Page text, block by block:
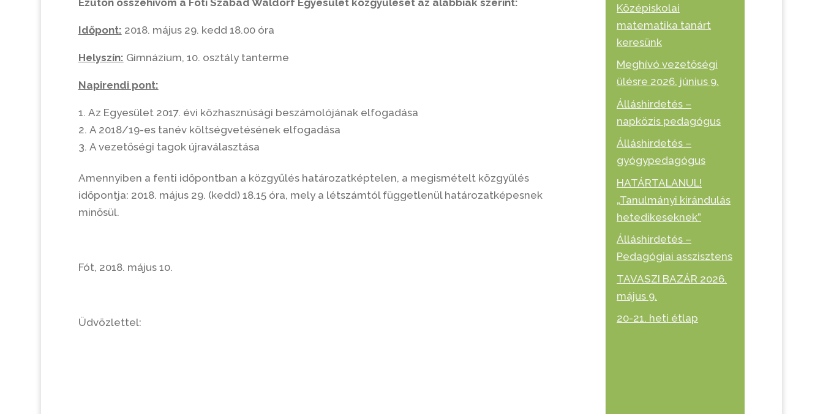
Ezúton összehívom a Fóti Szabad Waldorf Egyesület közgyűlését az alábbiak szerint:
Időpont: 2018. május 29. kedd 18.00 óra
Helyszín: Gimnázium, 10. osztály tanterme
Napirendi pont:
Az Egyesület 2017. évi közhasznúsági beszámolójának elfogadása
A 2018/19-es tanév költségvetésének elfogadása
A vezetőségi tagok újraválasztása
Amennyiben a fenti időpontban a közgyűlés határozatképtelen, a megismételt közgyűlés
időpontja: 2018. május 29. (kedd) 18.15 óra, mely a létszámtól függetlenül határozatképesnek
minősül.
Fót, 2018. május 10.
Üdvözlettel:
Középiskolai
matematika tanárt
keresünk
Meghívó vezetőségi
ülésre 2026. június 9.
Álláshirdetés –
napközis pedagógus
Álláshirdetés –
gyógypedagógus
HATÁRTALANUL!
„Tanulmányi kirándulás
hetedikeseknek”
Álláshirdetés –
Pedagógiai asszisztens
TAVASZI BAZÁR 2026.
május 9.
20-21. heti étlap